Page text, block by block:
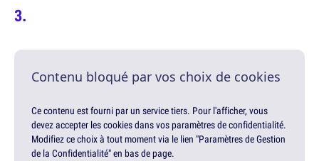
Contenu bloqué par vos choix de cookies
Ce contenu est fourni par un service tiers. Pour l'afficher, vous
devez accepter les cookies dans vos paramètres de confidentialité.
Modifiez ce choix à tout moment via le lien "Paramètres de Gestion
de la Confidentialité" en bas de page.